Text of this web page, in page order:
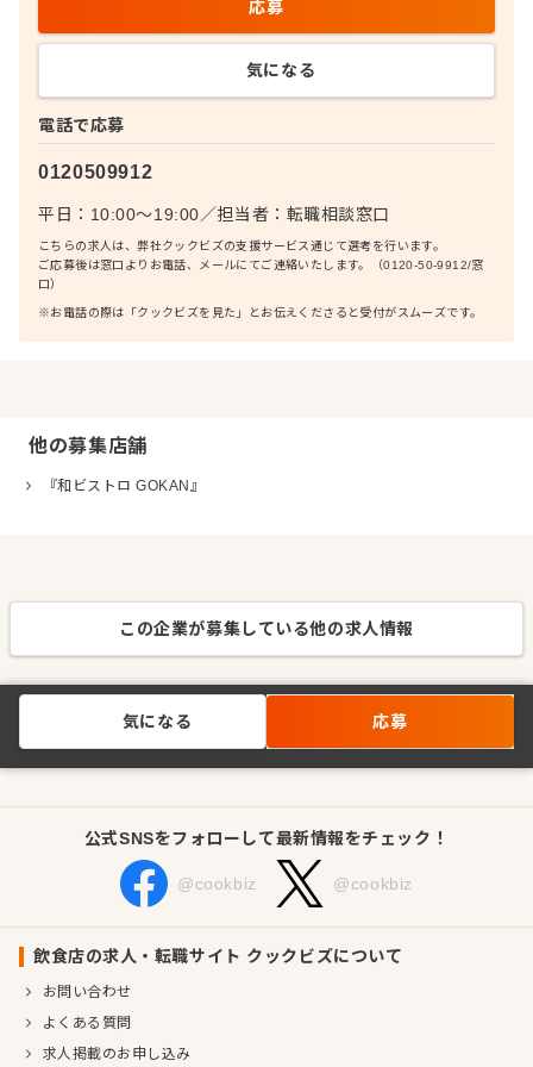
電話で応募
0120509912
平日：10:00〜19:00／担当者： 転職相談窓口
こちらの求人は、弊社クックビズの支援サービス通じて選考を行います。
ご応募後は窓口よりお電話、メールにてご連絡いたします。（0120-50-9912/窓
口）
※お電話の際は「クックビズを見た」とお伝えくださると受付がスムーズです。
応募
気になる
他の募集店舗
『和ビストロ GOKAN』
この企業が募集している他の求人情報
気になる 応募
公式SNSをフォローして最新情報をチェック！
@cookbiz @cookbiz
飲食店の求人・転職サイト クックビズについて
お問い合わせ
よくある質問
求人掲載のお申し込み